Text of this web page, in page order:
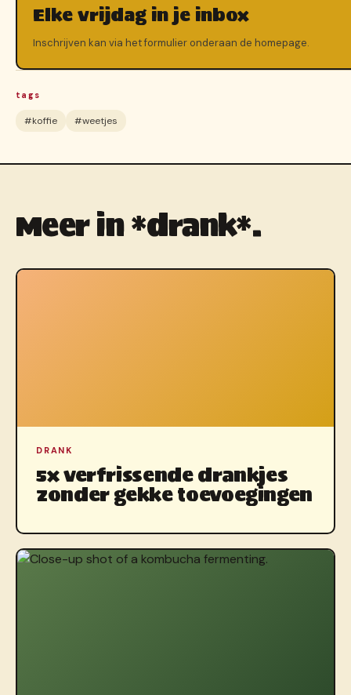
Elke vrijdag in je inbox
Inschrijven kan via het formulier onderaan de homepage.
tags
#koffie #weetjes
Meer in *drank*.
DRANK
5x verfrissende drankjes
zonder gekke toevoegingen